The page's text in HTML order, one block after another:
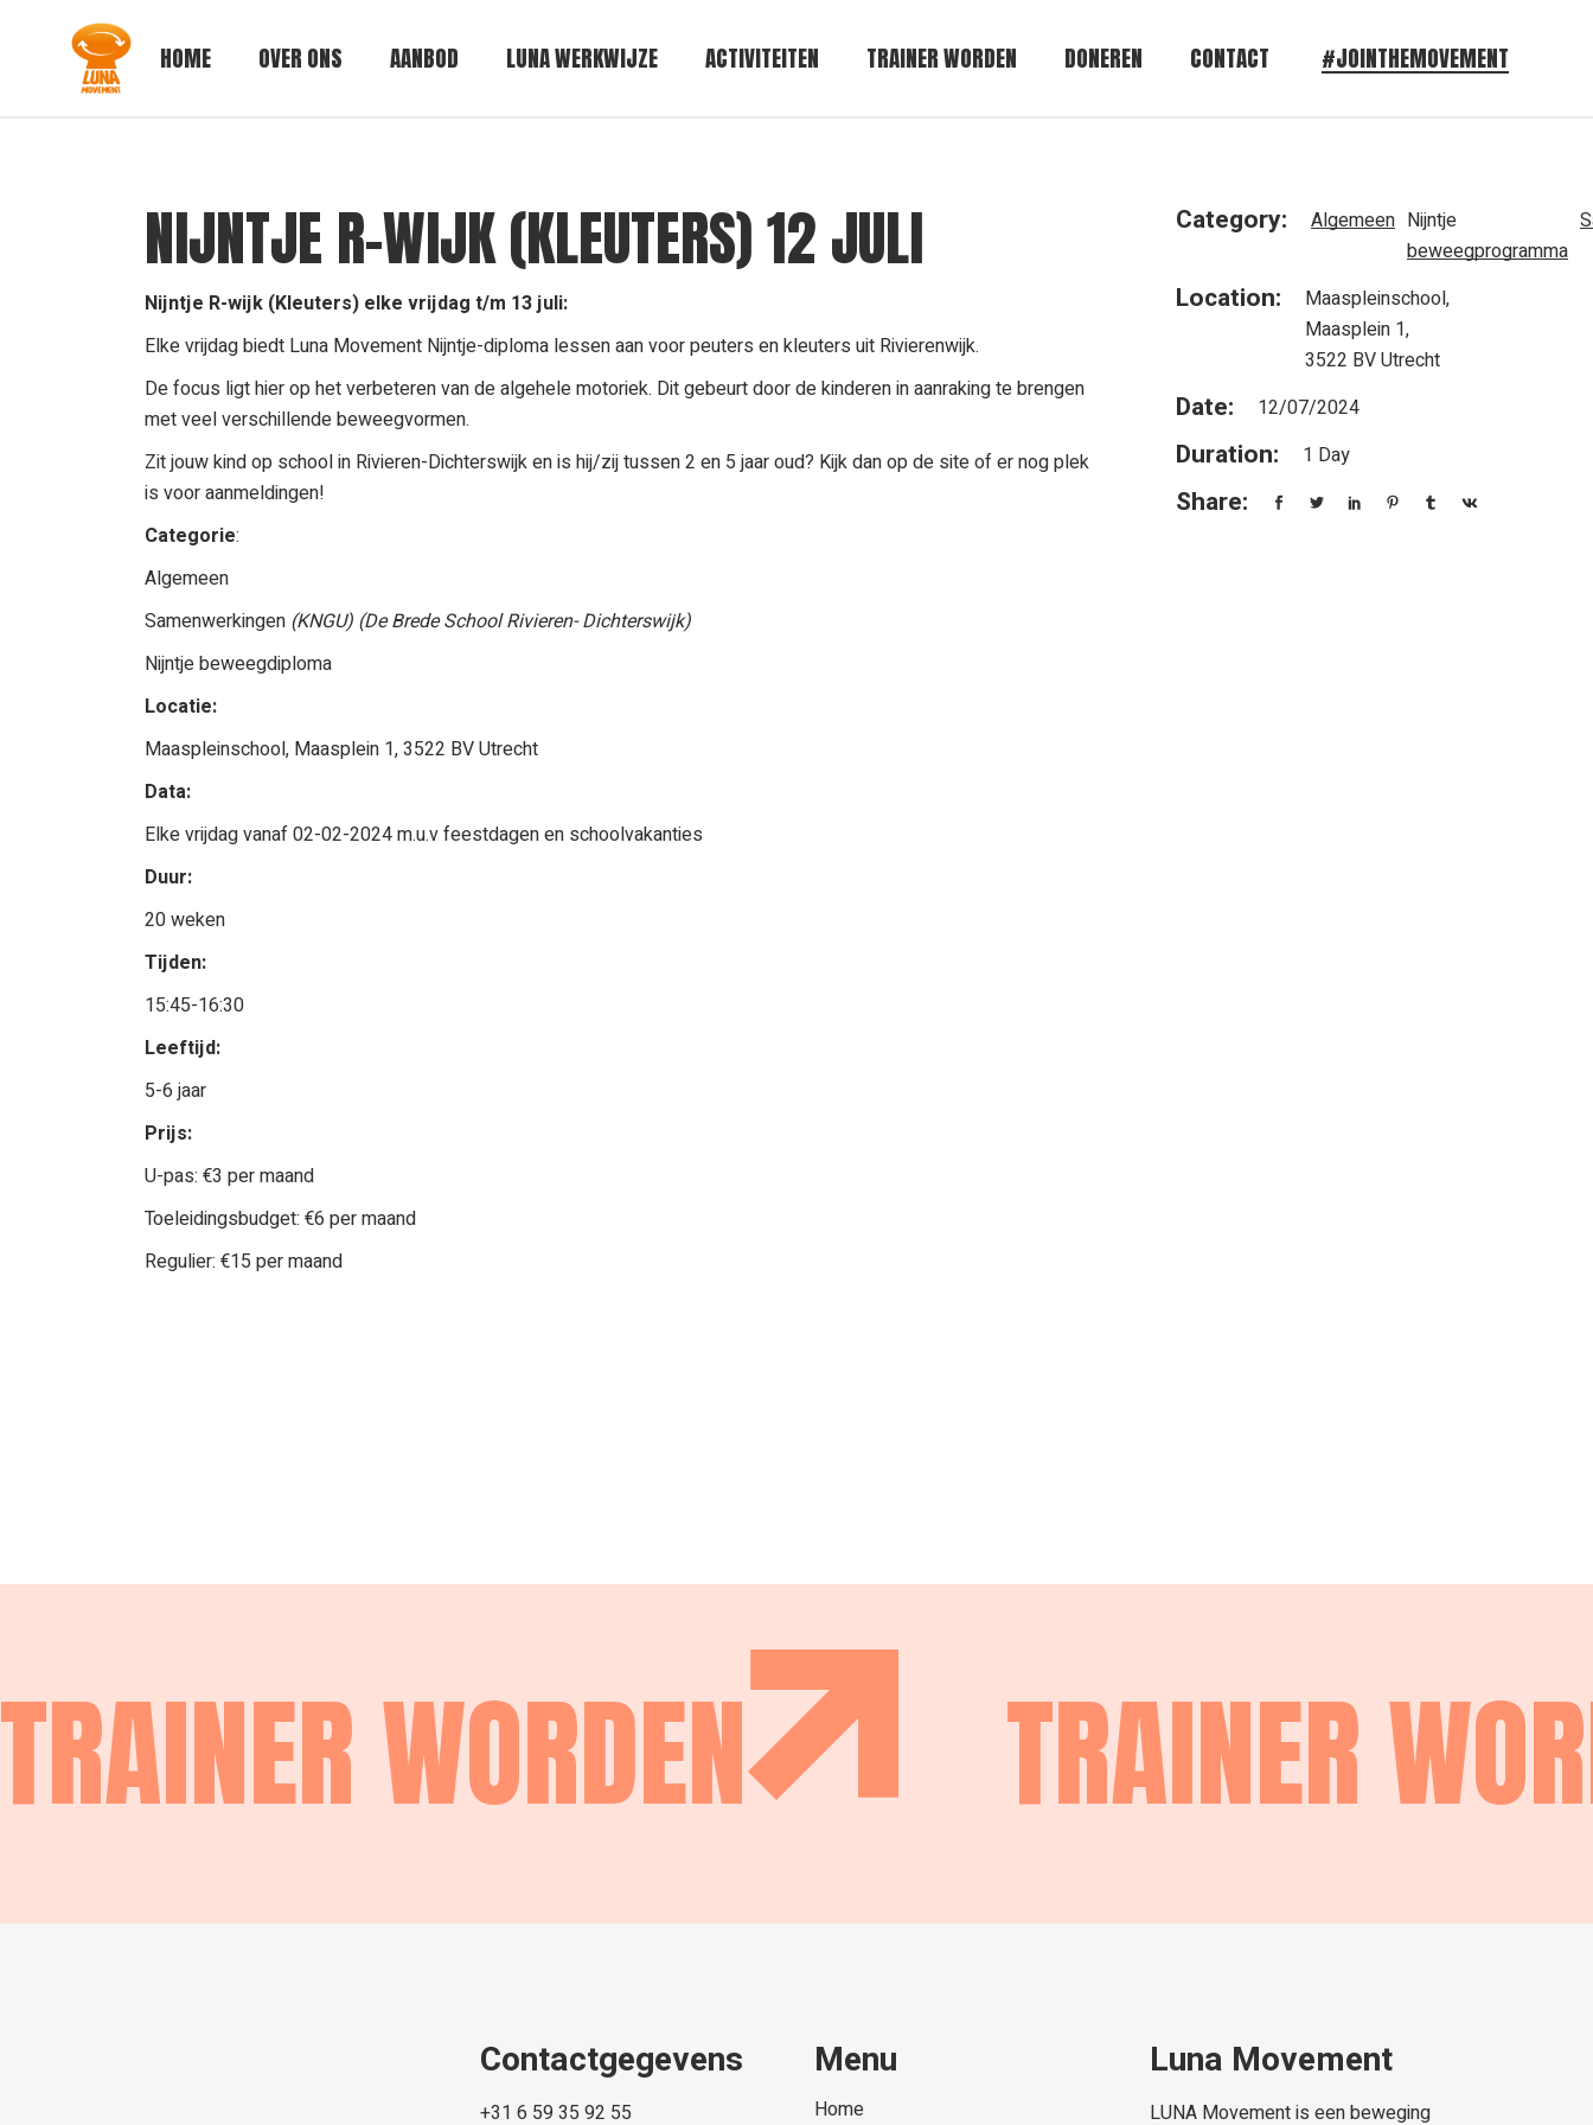
HOME OVER ONS AANBOD LUNA WERKWIJZE ACTIVITEITEN TRAINER WORDEN DONEREN CONTACT #JOINTHEMOVEMENT
NIJNTJE R-WIJK (KLEUTERS) 12 JULI
Nijntje R-wijk (Kleuters) elke vrijdag t/m 13 juli:
Elke vrijdag biedt Luna Movement Nijntje-diploma lessen aan voor peuters en kleuters uit Rivierenwijk.
De focus ligt hier op het verbeteren van de algehele motoriek. Dit gebeurt door de kinderen in aanraking te brengen
met veel verschillende beweegvormen.
Zit jouw kind op school in Rivieren-Dichterswijk en is hij/zij tussen 2 en 5 jaar oud? Kijk dan op de site of er nog plek
is voor aanmeldingen!
Categorie:
Algemeen
Samenwerkingen (KNGU) (De Brede School Rivieren- Dichterswijk)
Nijntje beweegdiploma
Locatie:
Maaspleinschool, Maasplein 1, 3522 BV Utrecht
Data:
Elke vrijdag vanaf 02-02-2024 m.u.v feestdagen en schoolvakanties
Duur:
20 weken
Tijden:
15:45-16:30
Leeftijd:
5-6 jaar
Prijs:
U-pas: €3 per maand
Toeleidingsbudget: €6 per maand
Regulier: €15 per maand
Category: Algemeen Nijntje
beweegprogramma
Location:
Maaspleinschool,
Maasplein 1,
3522 BV Utrecht
Date: 12/07/2024
Duration: 1 Day
Share:
TRAINER WORDEN TRAINER
Contactgegevens
+31 6 59 35 92 55
Menu
Home
Luna Movement
LUNA Movement is een beweging